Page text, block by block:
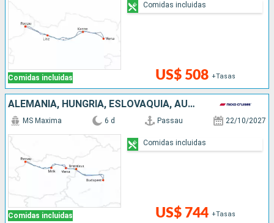
Comidas incluidas US$ 508 +Tasas
Comidas incluidas
ALEMANIA, HUNGRÍA, ESLOVAQUIA, AUSTRIA
Comidas incluidas
MS Maxima 6 d Passau 22/10/2027
US$ 744 +Tasas
Comidas incluidas